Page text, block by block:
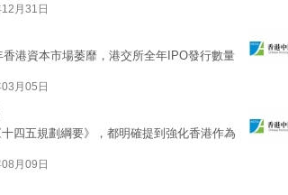
月31日
港資本市場萎靡，港交所全年IPO發行數量
月05日
四五規劃綱要》，都明確提到強化香港作為
月09日